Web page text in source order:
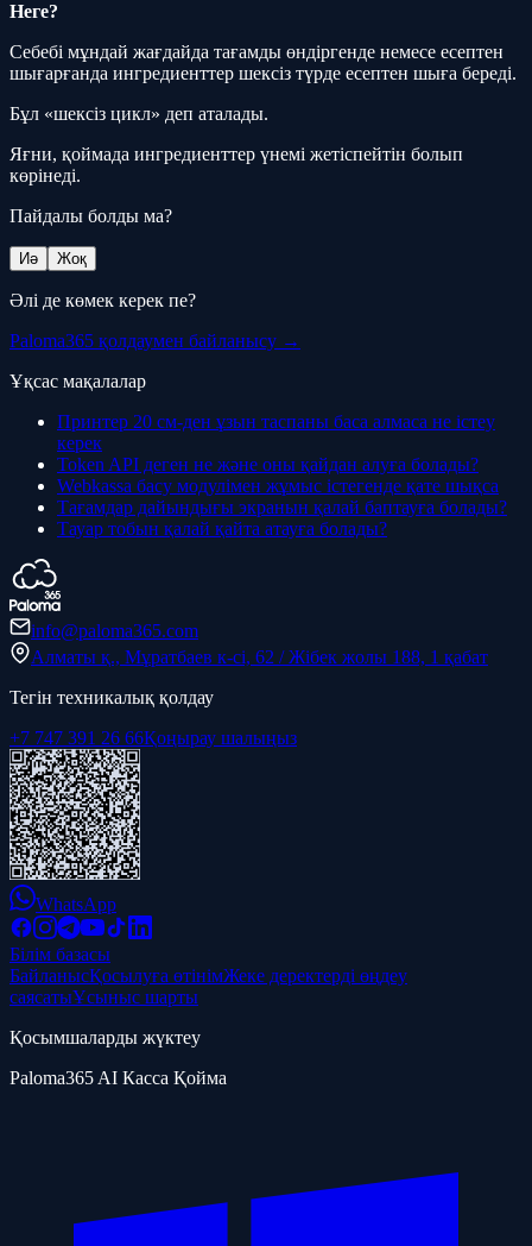
Неге?
Себебі мұндай жағдайда тағамды өндіргенде немесе есептен
шығарғанда ингредиенттер шексіз түрде есептен шыға береді.
Бұл «шексіз цикл» деп аталады.
Яғни, қоймада ингредиенттер үнемі жетіспейтін болып
көрінеді.
Пайдалы болды ма?
Иә Жоқ
Әлі де көмек керек пе?
Paloma365 қолдаумен байланысу →
Ұқсас мақалалар
Принтер 20 см-ден ұзын таспаны баса алмаса не істеу
керек
Token API деген не және оны қайдан алуға болады?
Webkassa басу модулімен жұмыс істегенде қате шықса
Тағамдар дайындығы экранын қалай баптауға болады?
Тауар тобын қалай қайта атауға болады?
info@paloma365.com
Алматы қ., Мұратбаев к-сі, 62 / Жібек жолы 188, 1 қабат
Тегін техникалық қолдау
+7 747 391 26 66Қоңырау шалыңыз
WhatsApp
Білім базасы
БайланысҚосылуға өтінімЖеке деректерді өңдеу
саясатыҰсыныс шарты
Қосымшаларды жүктеу
Paloma365 AI Касса Қойма